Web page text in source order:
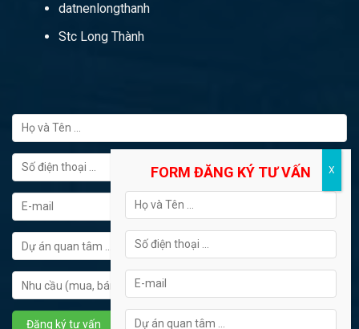
datnenlongthanh
Stc Long Thành
FORM ĐĂNG KÝ TƯ VẤN